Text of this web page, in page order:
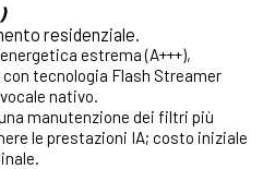
residenziale.
estrema (A+++),
tecnologia Flash Streamer
nativo.
manutenzione dei filtri più
le prestazioni IA; costo iniziale